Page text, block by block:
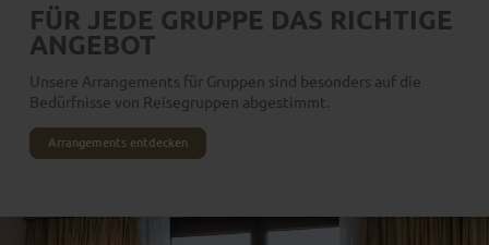
FÜR JEDE GRUPPE DAS RICHTIGE
ANGEBOT
Unsere Arrangements für Gruppen sind besonders auf die
Bedürfnisse von Reisegruppen abgestimmt.
Arrangements entdecken